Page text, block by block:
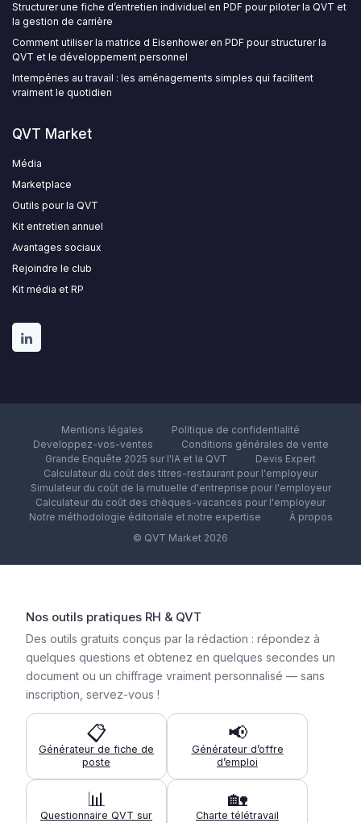
Structurer une fiche d’entretien individuel en PDF pour piloter la QVT et
la gestion de carrière
Comment utiliser la matrice d Eisenhower en PDF pour structurer la
QVT et le développement personnel
Intempéries au travail : les aménagements simples qui facilitent
vraiment le quotidien
QVT Market
Média
Marketplace
Outils pour la QVT
Kit entretien annuel
Avantages sociaux
Rejoindre le club
Kit média et RP
Mentions légales
Politique de confidentialité
Developpez-vos-ventes
Conditions générales de vente
Grande Enquête 2025 sur l'IA et la QVT
Devis Expert
Calculateur du coût des titres-restaurant pour l'employeur
Simulateur du coût de la mutuelle d'entreprise pour l'employeur
Calculateur du coût des chèques-vacances pour l'employeur
Notre méthodologie éditoriale et notre expertise
À propos
© QVT Market 2026
Nos outils pratiques RH & QVT
Des outils gratuits conçus par la rédaction : répondez à
quelques questions et obtenez en quelques secondes un
document ou un chiffrage vraiment personnalisé — sans
inscription, servez-vous !
📋
Générateur de fiche de
poste
📢
Générateur d’offre
d’emploi
📊
Questionnaire QVT sur
🏡
Charte télétravail